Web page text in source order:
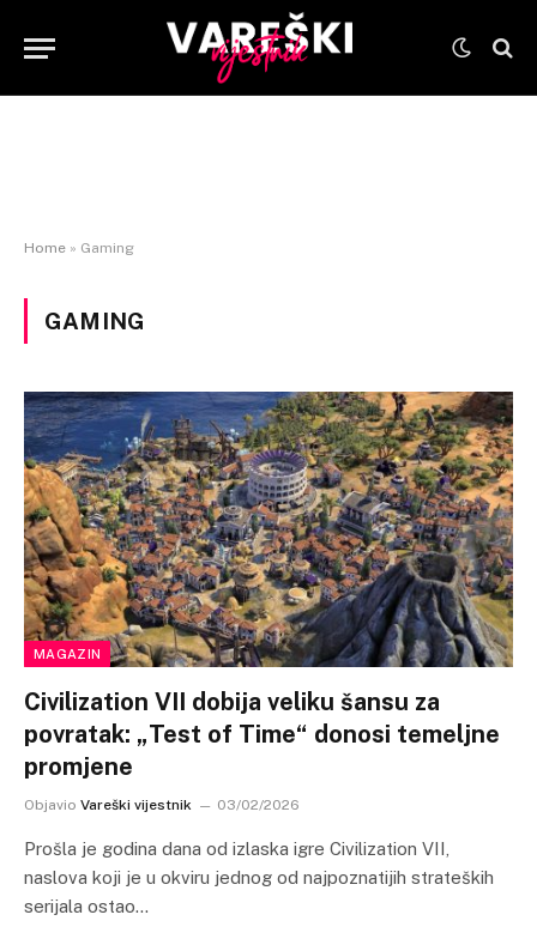
Home » Gaming
GAMING
MAGAZIN
Civilization VII dobija veliku šansu za
povratak: „Test of Time“ donosi temeljne
promjene
Objavio Vareški vijestnik 03/02/2026
Prošla je godina dana od izlaska igre Civilization VII,
naslova koji je u okviru jednog od najpoznatijih strateških
serijala ostao…